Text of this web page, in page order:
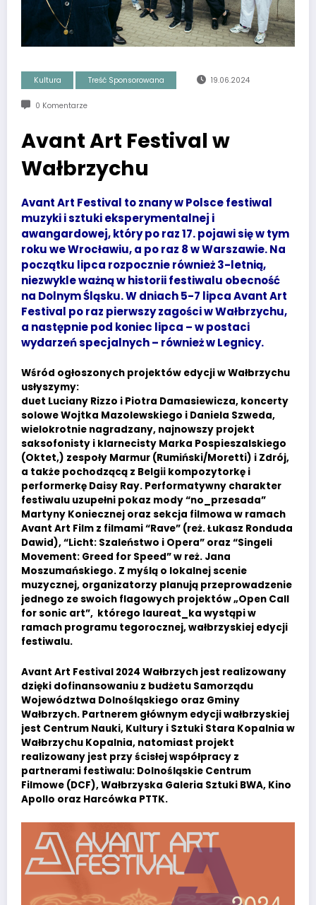
Kultura Treść Sponsorowana 19.06.2024
0 Komentarze
Avant Art Festival w
Wałbrzychu
Avant Art Festival to znany w Polsce festiwal
muzyki i sztuki eksperymentalnej i
awangardowej, który po raz 17. pojawi się w tym
roku we Wrocławiu, a po raz 8 w Warszawie. Na
początku lipca rozpocznie również 3-letnią,
niezwykle ważną w historii festiwalu obecność
na Dolnym Śląsku. W dniach 5-7 lipca Avant Art
Festival po raz pierwszy zagości w Wałbrzychu,
a następnie pod koniec lipca – w postaci
wydarzeń specjalnych – również w Legnicy.
Wśród ogłoszonych projektów edycji w Wałbrzychu
usłyszymy:
duet Luciany Rizzo i Piotra Damasiewicza, koncerty
solowe Wojtka Mazolewskiego i Daniela Szweda,
wielokrotnie nagradzany, najnowszy projekt
saksofonisty i klarnecisty Marka Pospieszalskiego
(Oktet,) zespoły Marmur (Rumiński/Moretti) i Zdrój,
a także pochodzącą z Belgii kompozytorkę i
performerkę Daisy Ray. Performatywny charakter
festiwalu uzupełni pokaz mody “no_przesada”
Martyny Koniecznej oraz sekcja filmowa w ramach
Avant Art Film z filmami “Rave” (reż. Łukasz Ronduda
Dawid), “Licht: Szaleństwo i Opera” oraz “Singeli
Movement: Greed for Speed” w reż. Jana
Moszumańskiego. Z myślą o lokalnej scenie
muzycznej, organizatorzy planują przeprowadzenie
jednego ze swoich flagowych projektów „Open Call
for sonic art”, którego laureat_ka wystąpi w
ramach programu tegorocznej, wałbrzyskiej edycji
festiwalu.
Avant Art Festival 2024 Wałbrzych jest realizowany
dzięki dofinansowaniu z budżetu Samorządu
Województwa Dolnośląskiego oraz Gminy
Wałbrzych. Partnerem głównym edycji wałbrzyskiej
jest Centrum Nauki, Kultury i Sztuki Stara Kopalnia w
Wałbrzychu Kopalnia, natomiast projekt
realizowany jest przy ścisłej współpracy z
partnerami festiwalu: Dolnośląskie Centrum
Filmowe (DCF), Wałbrzyska Galeria Sztuki BWA, Kino
Apollo oraz Harcówka PTTK.